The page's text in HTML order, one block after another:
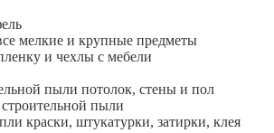
мелкие и крупные предметы
и чехлы с мебели
пыли потолок, стены и пол
пыли
краски, штукатурки, затирки, клея